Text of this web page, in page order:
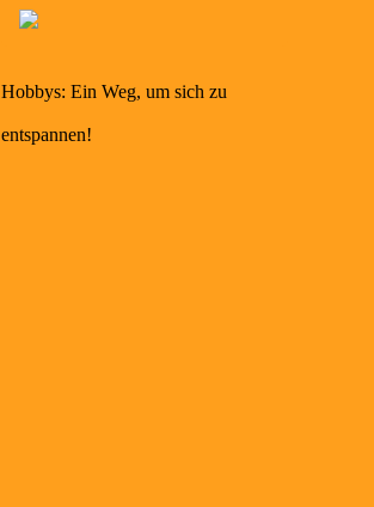
Hobbys: Ein Weg, um sich zu
entspannen!